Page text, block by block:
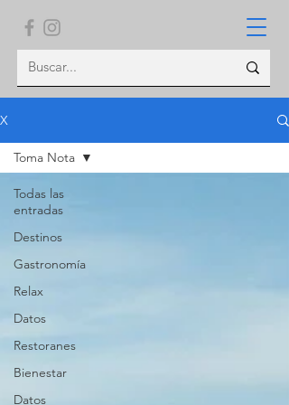
X
Todas las
entradas
Destinos
Gastronomía
Relax
Datos
Restoranes
Bienestar
Datos
Toma Nota